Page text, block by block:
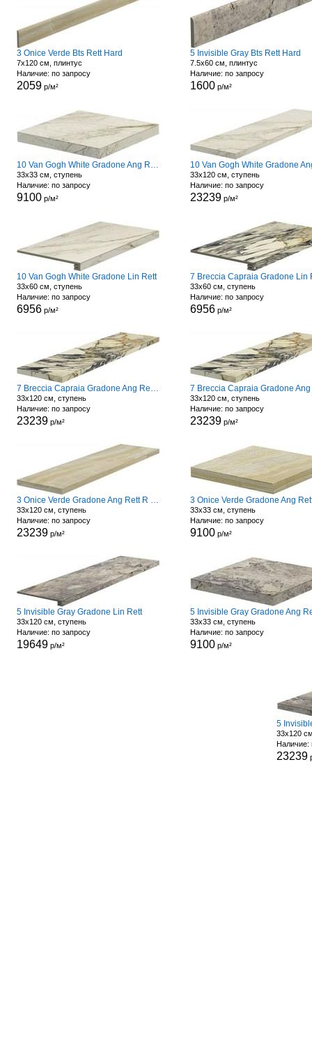
3 Onice Verde Bts Rett Hard
7x120 см, плинтус
Наличие: по запросу
2059р/м²
5 Invisible Gray Bts Rett Hard
7.5x60 см, плинтус
Наличие: по запросу
1600р/м²
10 Van Gogh White Gradone Ang Rett L Sx
33x33 см, ступень
Наличие: по запросу
9100р/м²
33x120 см, ступень
Наличие: по запросу
23239р/м²
10 Van Gogh White Gradone Lin Rett
33x60 см, ступень
Наличие: по запросу
6956р/м²
7 Breccia Capraia Gradone Lin
33x60 см, ступень
Наличие: по запросу
6956р/м²
7 Breccia Capraia Gradone Ang Rett R Dx
33x120 см, ступень
Наличие: по запросу
23239р/м²
33x120 см, ступень
Наличие: по запросу
23239р/м²
3 Onice Verde Gradone Ang Rett R Dx
33x120 см, ступень
Наличие: по запросу
23239р/м²
33x33 см, ступень
Наличие: по запросу
9100р/м²
5 Invisible Gray Gradone Lin Rett
33x120 см, ступень
Наличие: по запросу
19649р/м²
33x33 см, ступень
Наличие: по запросу
9100р/м²
33x120
Наличие:
23239